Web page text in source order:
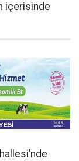
içerisinde